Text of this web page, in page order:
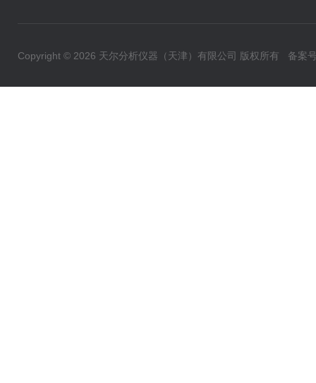
Copyright © 2026 天尔分析仪器（天津）有限公司 版权所有 备案